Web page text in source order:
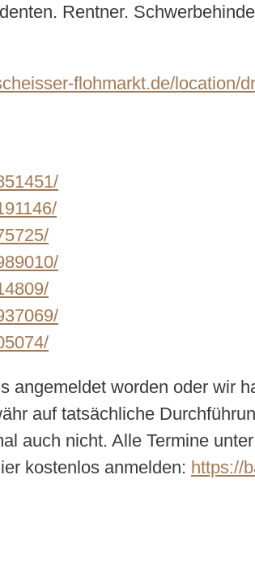
Rentner.
flohmarkt.de/location/
worden oder wir
auf tatsächliche
auch nicht. Alle Termine unter
kostenlos anmelden: https://